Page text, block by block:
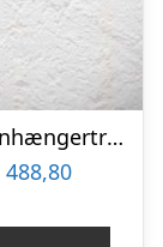
AL-KO Anhængertræk – tilbehør til Havetraktor
488,80